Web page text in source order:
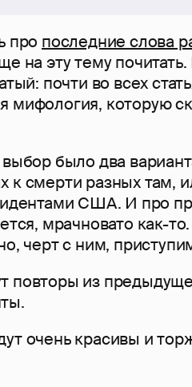
про последние слова
на эту тему
почти во всех
мифология, которую
было два
к смерти разных там,
США. И про
мрачновато как-
черт с ним,
повторы из
очень красивы и